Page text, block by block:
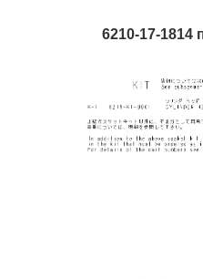
6210-17-1814